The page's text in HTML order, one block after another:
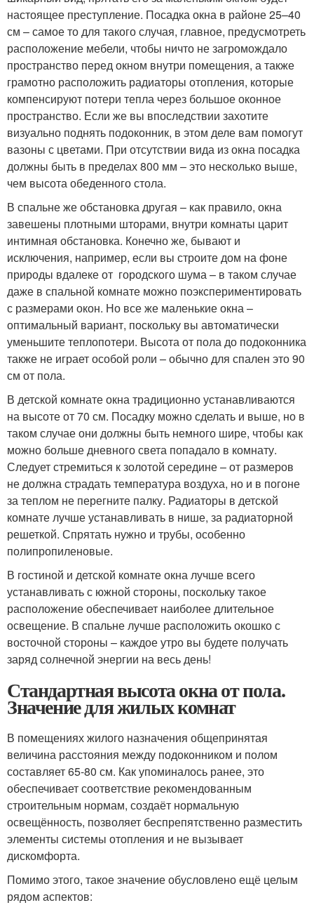
настоящее преступление. Посадка окна в районе 25–40
см – самое то для такого случая, главное, предусмотреть
расположение мебели, чтобы ничто не загромождало
пространство перед окном внутри помещения, а также
грамотно расположить радиаторы отопления, которые
компенсируют потери тепла через большое оконное
пространство. Если же вы впоследствии захотите
визуально поднять подоконник, в этом деле вам помогут
вазоны с цветами. При отсутствии вида из окна посадка
должны быть в пределах 800 мм – это несколько выше,
чем высота обеденного стола.
В спальне же обстановка другая – как правило, окна
завешены плотными шторами, внутри комнаты царит
интимная обстановка. Конечно же, бывают и
исключения, например, если вы строите дом на фоне
природы вдалеке от городского шума – в таком случае
даже в спальной комнате можно поэкспериментировать
с размерами окон. Но все же маленькие окна –
оптимальный вариант, поскольку вы автоматически
уменьшите теплопотери. Высота от пола до подоконника
также не играет особой роли – обычно для спален это 90
см от пола.
В детской комнате окна традиционно устанавливаются
на высоте от 70 см. Посадку можно сделать и выше, но в
таком случае они должны быть немного шире, чтобы как
можно больше дневного света попадало в комнату.
Следует стремиться к золотой середине – от размеров
не должна страдать температура воздуха, но и в погоне
за теплом не перегните палку. Радиаторы в детской
комнате лучше устанавливать в нише, за радиаторной
решеткой. Спрятать нужно и трубы, особенно
полипропиленовые.
В гостиной и детской комнате окна лучше всего
устанавливать с южной стороны, поскольку такое
расположение обеспечивает наиболее длительное
освещение. В спальне лучше расположить окошко с
восточной стороны – каждое утро вы будете получать
заряд солнечной энергии на весь день!
Стандартная высота окна от пола.
Значение для жилых комнат
В помещениях жилого назначения общепринятая
величина расстояния между подоконником и полом
составляет 65-80 см. Как упоминалось ранее, это
обеспечивает соответствие рекомендованным
строительным нормам, создаёт нормальную
освещённость, позволяет беспрепятственно разместить
элементы системы отопления и не вызывает
дискомфорта.
Помимо этого, такое значение обусловлено ещё целым
рядом аспектов: